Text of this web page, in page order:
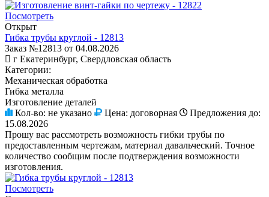
Посмотреть
Открыт
Гибка трубы круглой - 12813
Заказ №12813 от 04.08.2026
г Екатеринбург, Свердловская область
Категории:
Механическая обработка
Гибка металла
Изготовление деталей
Кол-во: не указано Цена: договорная
Предложения до:
15.08.2026
Прошу вас рассмотреть возможность гибки трубы по
предоставленным чертежам, материал давальческий. Точное
количество сообщим после подтверждения возможности
изготовления.
Посмотреть